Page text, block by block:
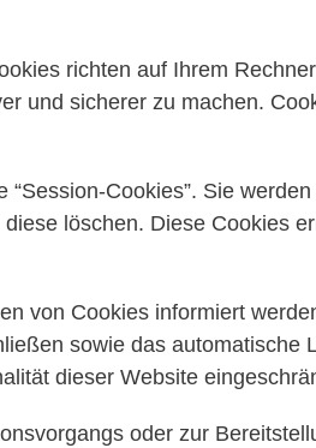
richten auf Ihrem
und sicherer zu machen.
Cookies”. Sie
löschen. Diese Cookies
von Cookies informiert
sowie das
dieser Website
oder zur